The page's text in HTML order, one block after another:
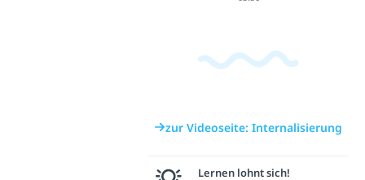
zur Videoseite: Internalisierung
Lernen lohnt sich!